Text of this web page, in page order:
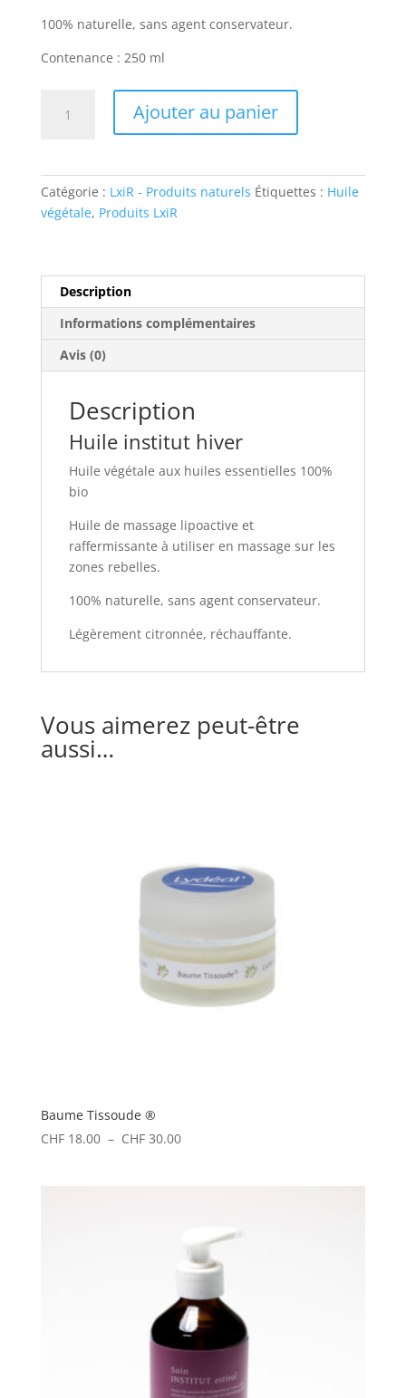
100% naturelle, sans agent conservateur.
Contenance : 250 ml
hiver
Ajouter au panier
Catégorie : LxiR - Produits naturels Étiquettes : Huile
végétale, Produits LxiR
Description
Informations complémentaires
Avis (0)
Description
Huile institut hiver
Huile végétale aux huiles essentielles 100%
bio
Huile de massage lipoactive et
raffermissante à utiliser en massage sur les
zones rebelles.
100% naturelle, sans agent conservateur.
Légèrement citronnée, réchauffante.
Vous aimerez peut-être
aussi…
Baume Tissoude ®
CHF18.00 – CHF30.00Plage
CHF 30.00